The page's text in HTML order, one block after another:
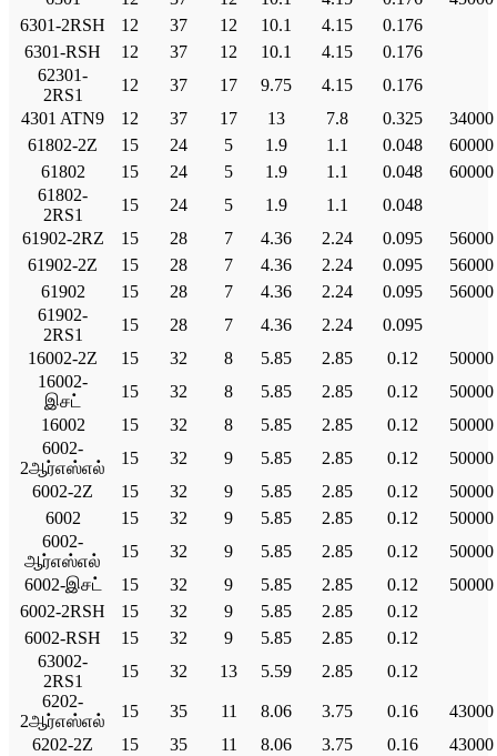
6301-2RSH
12 37 12 10.1 4.15
0.176
6301-RSH
12 37 12 10.1 4.15
0.176
62301-
2RS1
12 37 17 9.75 4.15
0.176
4301 ATN9
12 37 17 13 7.8 0.325
34000
61802-2Z
15 24 5 1.9 1.1 0.048
60000
61802
15 24 5 1.9 1.1 0.048
60000
61802-
2RS1
15 24 5 1.9 1.1
0.048
61902-2RZ
15 28 7 4.36 2.24 0.095
56000
61902-2Z
15 28 7 4.36 2.24 0.095
56000
61902
15 28 7 4.36 2.24 0.095
56000
61902-
2RS1
15 28 7 4.36 2.24
0.095
16002-2Z
15 32 8 5.85 2.85 0.12
50000
16002-
இசட்
15 32 8 5.85 2.85 0.12
50000
16002
15 32 8 5.85 2.85 0.12
50000
6002-
2ஆர்எஸ்எல்
15 32 9 5.85 2.85 0.12
50000
6002-2Z
15 32 9 5.85 2.85 0.12
50000
6002
15 32 9 5.85 2.85 0.12
50000
6002-
ஆர்எஸ்எல்
15 32 9 5.85 2.85 0.12
50000
6002-இசட்
15 32 9 5.85 2.85 0.12
50000
6002-2RSH
15 32 9 5.85 2.85
0.12
6002-RSH
15 32 9 5.85 2.85
0.12
63002-
2RS1
15 32 13 5.59 2.85
0.12
6202-
2ஆர்எஸ்எல்
15 35 11 8.06 3.75 0.16
43000
6202-2Z
15 35 11 8.06 3.75 0.16 43000